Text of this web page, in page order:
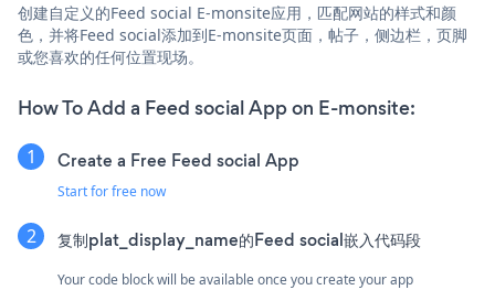
创建自定义的Feed social E-monsite应用，匹配网站的样式和颜
色，并将Feed social添加到E-monsite页面，帖子，侧边栏，页脚
或您喜欢的任何位置现场。
How To Add a Feed social App on E-monsite:
Create a Free Feed social App
Start for free now
复制plat_display_name的Feed social嵌入代码段
Your code block will be available once you create your app